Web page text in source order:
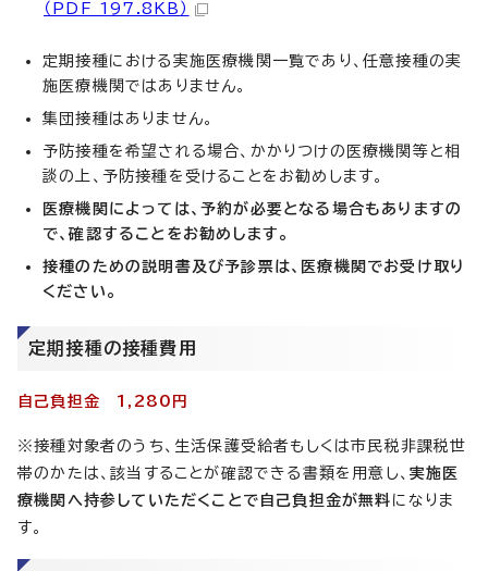
（PDF 197.8KB）
定期接種における実施医療機関一覧であり、任意接種の実
施医療機関ではありません。
集団接種はありません。
予防接種を希望される場合、かかりつけの医療機関等と相
談の上、予防接種を受けることをお勧めします。
医療機関によっては、予約が必要となる場合もありますの
で、確認することをお勧めします。
接種のための説明書及び予診票は、医療機関でお受け取り
ください。
定期接種の接種費用
自己負担金 1,280円
※接種対象者のうち、生活保護受給者もしくは市民税非課税世
帯のかたは、該当することが確認できる書類を用意し、実施医
療機関へ持参していただくことで自己負担金が無料 になりま
す。